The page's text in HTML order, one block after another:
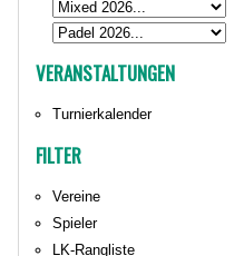
VERANSTALTUNGEN
Turnierkalender
FILTER
Vereine
Spieler
LK-Rangliste